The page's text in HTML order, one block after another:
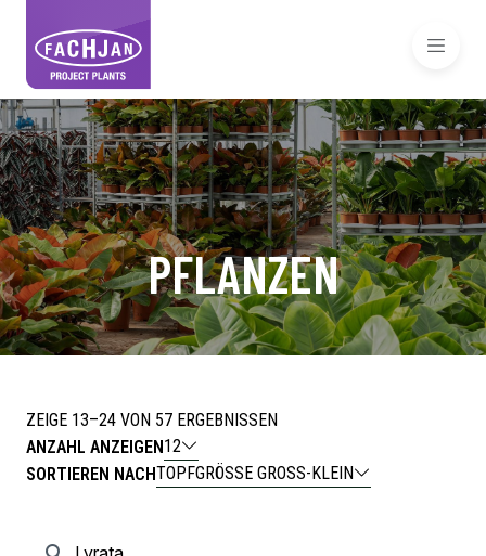
PFLANZEN
ZEIGE 13–24 VON 57 ERGEBNISSEN
ANZAHL ANZEIGEN12
SORTIEREN NACHTOPFGRÖSSE GROSS-KLEIN